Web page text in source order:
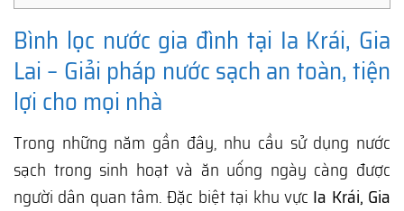
Bình lọc nước gia đình tại Ia Krái, Gia
Lai – Giải pháp nước sạch an toàn, tiện
lợi cho mọi nhà
Trong những năm gần đây, nhu cầu sử dụng nước
sạch trong sinh hoạt và ăn uống ngày càng được
người dân quan tâm. Đặc biệt tại khu vực Ia Krái, Gia